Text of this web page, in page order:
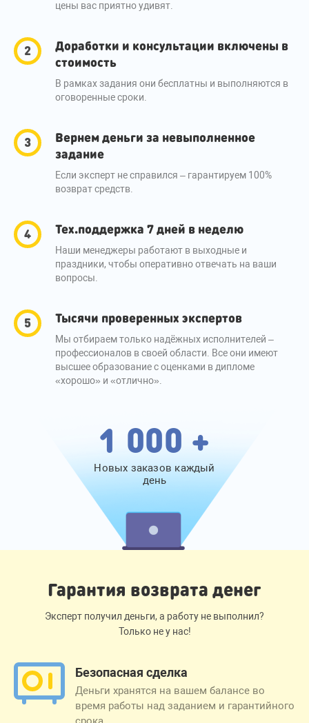
цены вас приятно удивят.
Доработки и консультации включены в
стоимость
В рамках задания они бесплатны и выполняются в
оговоренные сроки.
Вернем деньги за невыполненное
задание
Если эксперт не справился – гарантируем 100%
возврат средств.
Тех.поддержка 7 дней в неделю
Наши менеджеры работают в выходные и
праздники, чтобы оперативно отвечать на ваши
вопросы.
Тысячи проверенных экспертов
Мы отбираем только надёжных исполнителей –
профессионалов в своей области. Все они имеют
высшее образование с оценками в дипломе
«хорошо» и «отлично».
1 000 +
Новых заказов каждый
день
Гарантия возврата денег
Эксперт получил деньги, а работу не выполнил?
Только не у нас!
Безопасная сделка
Деньги хранятся на вашем балансе во
время работы над заданием и гарантийного